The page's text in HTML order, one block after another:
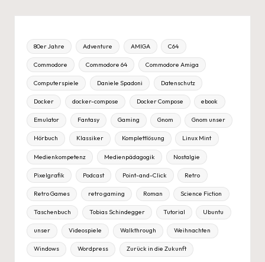
80er Jahre Adventure AMIGA C64
Commodore Commodore 64 Commodore Amiga
Computerspiele Daniele Spadoni Datenschutz
Docker docker-compose Docker Compose ebook
Emulator Fantasy Gaming Gnom Gnom unser
Hörbuch Klassiker Komplettlösung Linux Mint
Medienkompetenz Medienpädagogik Nostalgie
Pixelgrafik Podcast Point-and-Click Retro
Retro Games retro gaming Roman Science Fiction
Taschenbuch Tobias Schindegger Tutorial Ubuntu
unser Videospiele Walkthrough Weihnachten
Windows Wordpress Zurück in die Zukunft